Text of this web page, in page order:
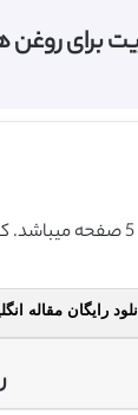
توربین (سال
رایگان مقاله